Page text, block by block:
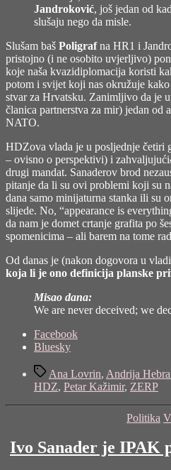
Jandroković, još jedan od
slušaju nego da misle.
Slušam baš Poligrafna HR1 i
pristojno (i ne osobito uvjerljivo)
koje naša kvazidiplomacija koristi
potom i svijet koji nas okružuje
stvar za Hrvatsku. Zanimljivo da je
članica partnerstva za mir) jedan od
NATO.
HDZova vlada je u posljednje četiri
– ovisno o perspektivi) i zahvaljujući
drugi mandat. Sanaderov brod
pitanje da li su ovi problemi koji su
dana samo minijaturna stanka ili su
slijede. No, “appearance is
da nam je domet crtanje grafita po
spomenicima – ali barem na tome
Od danas je (nakon dogovora u
koja li je ono definicija planske
Misao dana:
We are never deceived; we
Share
"Dojam
Facebook
Bluesky
TagsAna Lovrin, Andrija
HDZ, Petar Kažimir, ZERP
Politika
Ivo Sanader je IPAK